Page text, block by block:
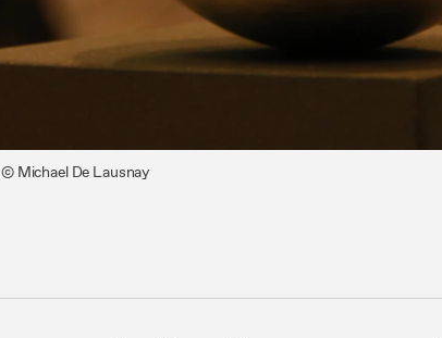
© Michael De Lausnay